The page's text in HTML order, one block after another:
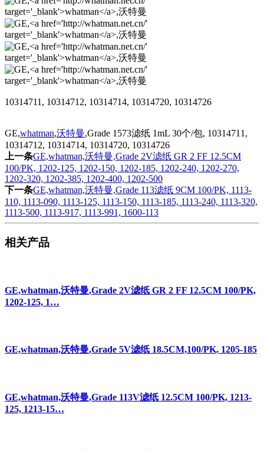
10314711, 10314712, 10314714, 10314720, 10314726
GE,whatman,沃特曼,Grade 1573滤纸 1mL 30个/包, 10314711,
10314712, 10314714, 10314720, 10314726
上一条GE,whatman,沃特曼,Grade 2V滤纸 GR 2 FF 12.5CM
100/PK, 1202-125, 1202-150, 1202-185, 1202-240, 1202-270,
1202-320, 1202-385, 1202-400, 1202-500
下一条GE,whatman,沃特曼,Grade 113滤纸 9CM 100/PK, 1113-
110, 1113-090, 1113-125, 1113-150, 1113-185, 1113-240, 1113-320,
1113-500, 1113-917, 1113-991, 1600-113
相关产品
GE,whatman,沃特曼,Grade 2V滤纸 GR 2 FF 12.5CM 100/PK,
1202-125, 1…
GE,whatman,沃特曼,Grade 5V滤纸 18.5CM,100/PK, 1205-185
GE,whatman,沃特曼,Grade 113V滤纸 12.5CM 100/PK, 1213-
125, 1213-15…